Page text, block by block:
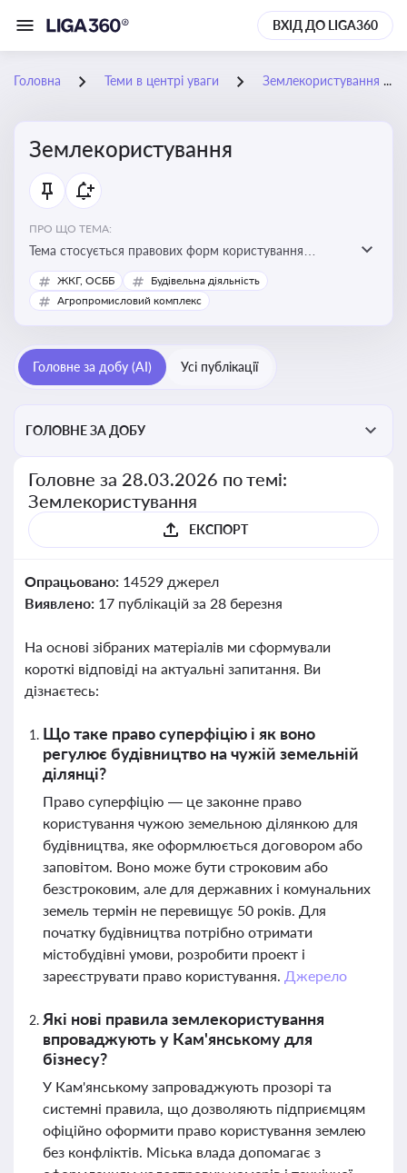
ВХІД ДО LIGA360
Головна Теми в центрі уваги Землекористування
Землекористування
ПРО ЩО ТЕМА:
Тема стосується правових форм користування
землею, зокрема умов доступу, володіння та
користування земельними ділянками різних форм
ЖКГ, ОСББ
Будівельна діяльність
Агропромисловий комплекс
Головне за добу (AI) Усі публікації
ГОЛОВНЕ ЗА ДОБУ
Головне за 28.03.2026 по темі:
Землекористування
ЕКСПОРТ
Опрацьовано: 14529 джерел
Виявлено: 17 публікацій за 28 березня
На основі зібраних матеріалів ми сформували
короткі відповіді на актуальні запитання. Ви
дізнаєтесь:
Що таке право суперфіцію і як воно
регулює будівництво на чужій земельній
ділянці?
Право суперфіцію — це законне право
користування чужою земельною ділянкою для
будівництва, яке оформлюється договором або
заповітом. Воно може бути строковим або
безстроковим, але для державних і комунальних
земель термін не перевищує 50 років. Для
початку будівництва потрібно отримати
містобудівні умови, розробити проект і
зареєструвати право користування. Джерело
Які нові правила землекористування
впроваджують у Кам'янському для
бізнесу?
У Кам'янському запроваджують прозорі та
системні правила, що дозволяють підприємцям
офіційно оформити право користування землею
без конфліктів. Міська влада допомагає з